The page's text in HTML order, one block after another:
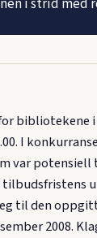
i strid med
bibliotekene
I
var
til den
2008.